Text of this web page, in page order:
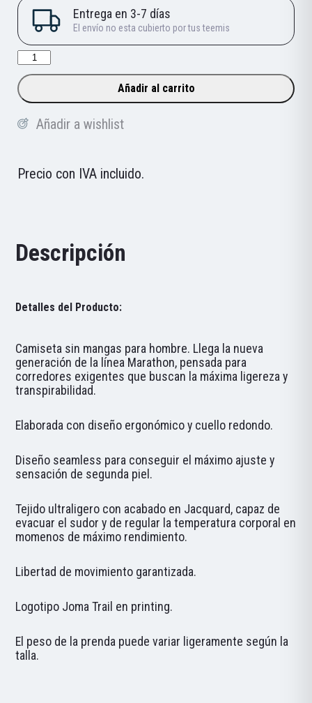
Camiseta
Tirantes
Joma
Hombre
Añadir al carrito
Añadir a wishlist
Precio con IVA incluido.
Descripción
Detalles del Producto:
Camiseta sin mangas para hombre. Llega la nueva
generación de la línea Marathon, pensada para
corredores exigentes que buscan la máxima ligereza y
transpirabilidad.
Elaborada con diseño ergonómico y cuello redondo.
Diseño seamless para conseguir el máximo ajuste y
sensación de segunda piel.
Tejido ultraligero con acabado en Jacquard, capaz de
evacuar el sudor y de regular la temperatura corporal en
momenos de máximo rendimiento.
Libertad de movimiento garantizada.
Logotipo Joma Trail en printing.
El peso de la prenda puede variar ligeramente según la
talla.